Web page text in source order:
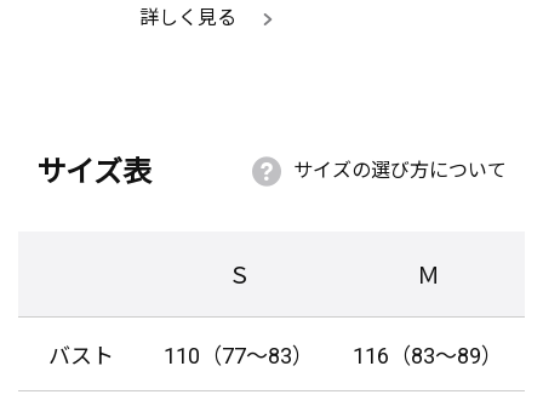
詳しく見る
サイズ表 サイズの選び方について
Ｓ Ｍ
バスト 110（77～83） 116（83～89）